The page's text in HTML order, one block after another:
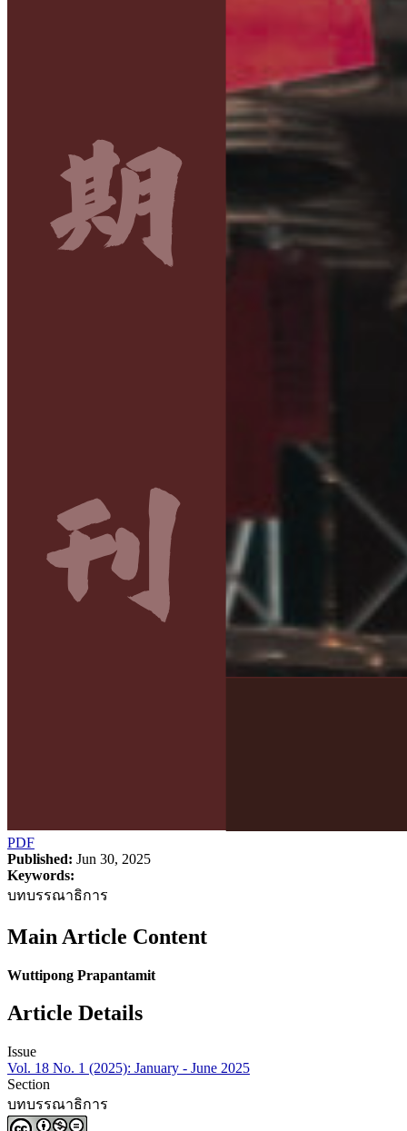
PDF
Published: Jun 30, 2025
Keywords:
บทบรรณาธิการ
Main Article Content
Wuttipong Prapantamit
Article Details
Issue
Vol. 18 No. 1 (2025): January - June 2025
Section
บทบรรณาธิการ